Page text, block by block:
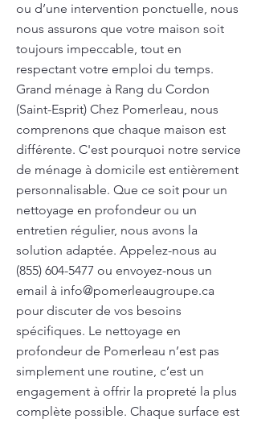
ou d’une intervention ponctuelle, nous
nous assurons que votre maison soit
toujours impeccable, tout en
respectant votre emploi du temps.
Grand ménage à Rang du Cordon
(Saint-Esprit) Chez Pomerleau, nous
comprenons que chaque maison est
différente. C'est pourquoi notre service
de ménage à domicile est entièrement
personnalisable. Que ce soit pour un
nettoyage en profondeur ou un
entretien régulier, nous avons la
solution adaptée. Appelez-nous au
(855) 604-5477 ou envoyez-nous un
email à info@pomerleaugroupe.ca
pour discuter de vos besoins
spécifiques. Le nettoyage en
profondeur de Pomerleau n’est pas
simplement une routine, c’est un
engagement à offrir la propreté la plus
complète possible. Chaque surface est